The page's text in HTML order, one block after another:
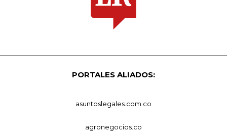
PORTALES ALIADOS:
asuntoslegales.com.co
agronegocios.co